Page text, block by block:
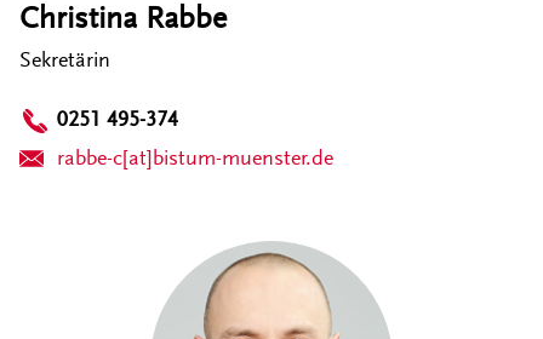
Christina Rabbe
Sekretärin
0251 495-374
rabbe-c[at]bistum-muenster.de